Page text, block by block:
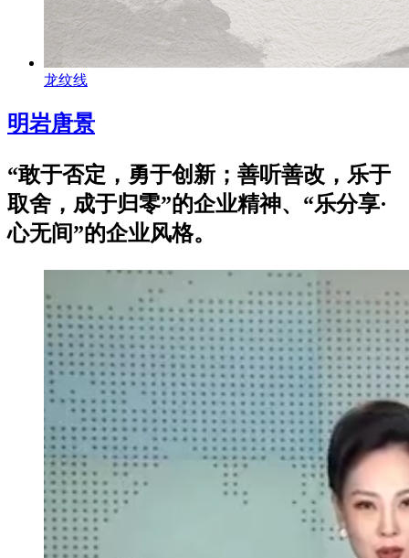
龙纹线
明岩唐景
“敢于否定，勇于创新；善听善改，乐于
取舍，成于归零”的企业精神、“乐分享·
心无间”的企业风格。